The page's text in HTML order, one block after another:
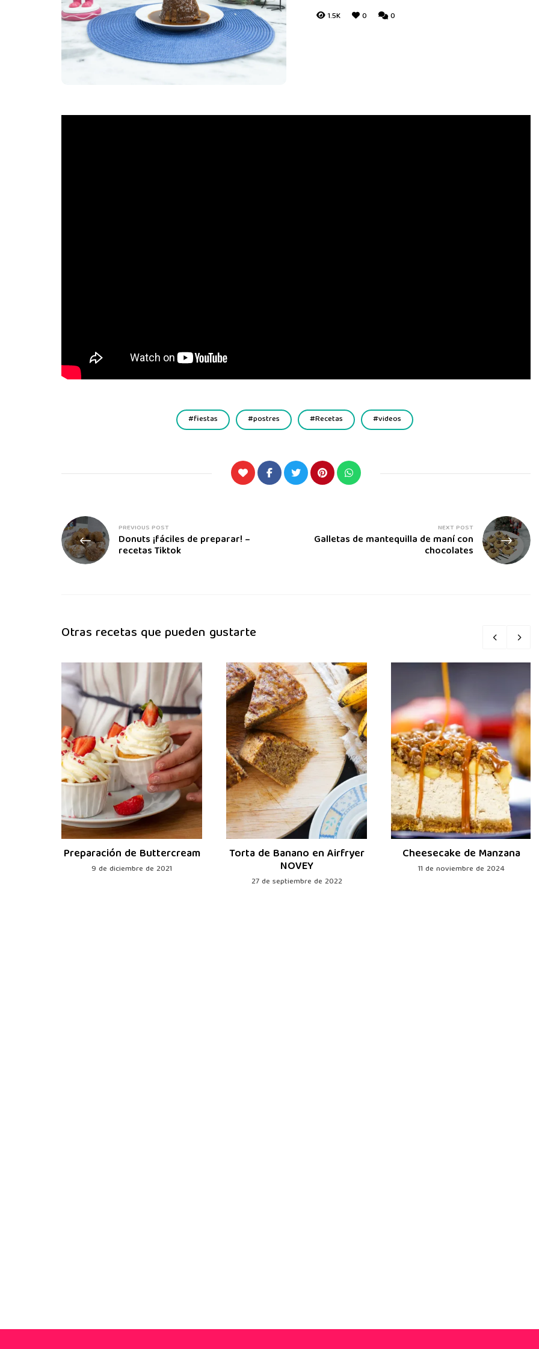
1.5K 0 0
fiestas postres Recetas videos
PREVIOUS POST
Donuts ¡fáciles de preparar! –
recetas Tiktok
NEXT POST
Galletas de mantequilla de maní con
chocolates
Otras recetas que pueden gustarte
Preparación de Buttercream
9 de diciembre de 2021
Torta de Banano en Airfryer
NOVEY
27 de septiembre de 2022
Cheesecake de Manzana
11 de noviembre de 2024